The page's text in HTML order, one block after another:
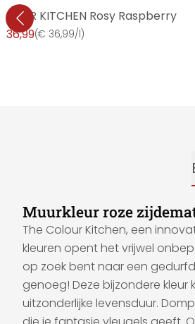
KITCHEN Rosy Raspberry
36,99(€ 36,99/l)
Muurkleur roze
The Colour Kitchen, een
kleuren opent het vrijwel
op zoek bent naar een
genoeg! Deze bijzondere
uitzonderlijke levensduur.